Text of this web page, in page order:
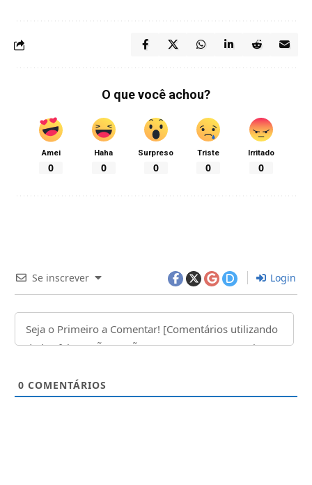
O que você achou?
Amei
0
Haha
0
Surpreso
0
Triste
0
Irritado
0
Se inscrever Login
0 COMENTÁRIOS